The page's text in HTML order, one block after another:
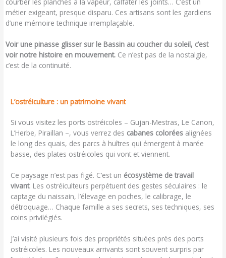
métier exigeant, presque disparu. Ces artisans sont les gardiens
d’une mémoire technique irremplaçable.
Voir une pinasse glisser sur le Bassin au coucher du soleil, c’est
voir notre histoire en mouvement. Ce n’est pas de la nostalgie,
c’est de la continuité.
L’ostréiculture : un patrimoine vivant
Si vous visitez les ports ostréicoles – Gujan-Mestras, Le Canon,
L’Herbe, Piraillan –, vous verrez des cabanes colorées alignées
le long des quais, des parcs à huîtres qui émergent à marée
basse, des plates ostréicoles qui vont et viennent.
Ce paysage n’est pas figé. C’est un écosystème de travail
vivant. Les ostréiculteurs perpétuent des gestes séculaires : le
captage du naissain, l’élevage en poches, le calibrage, le
détroquage… Chaque famille a ses secrets, ses techniques, ses
coins privilégiés.
J’ai visité plusieurs fois des propriétés situées près des ports
ostréicoles. Les nouveaux arrivants sont souvent surpris par